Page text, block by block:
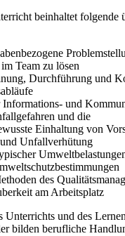
beinhaltet folgende
Team zu lösen
Durchführung und
und
und die
Einhaltung von
Unfallverhütung
des
am Arbeitsplatz
Unterrichts und des
bilden berufliche